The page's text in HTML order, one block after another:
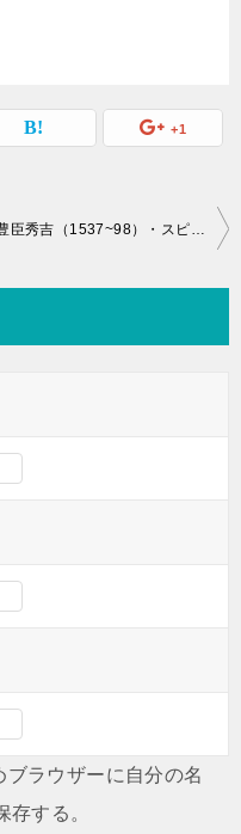
+1
身法→墾田永年私財法）
臣秀吉（1537~98）・スピード
ラウザーに自分の名
する。